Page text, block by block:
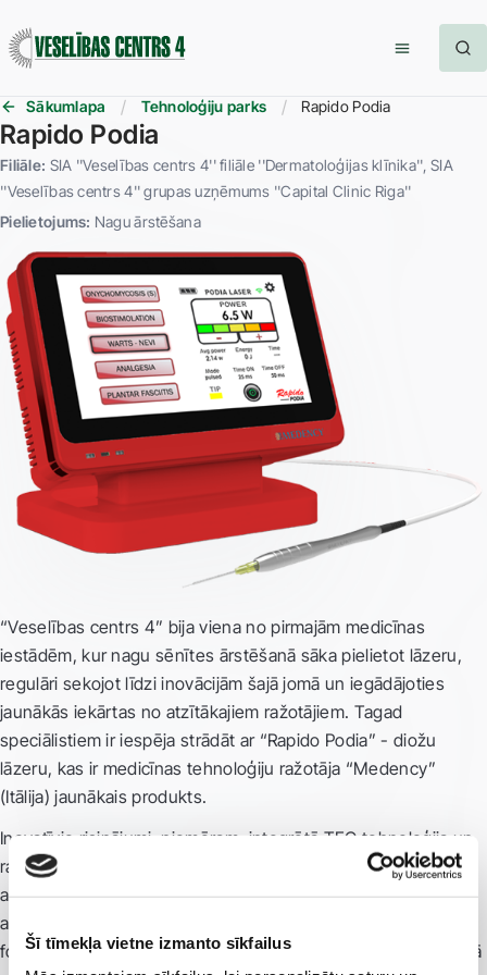
Šī tīmekļa vietne izmanto sīkfailus
Sākumlapa Tehnoloģiju parks Rapido Podia
Rapido Podia
Filiāle: SIA ''Veselības centrs 4'' filiāle ''Dermatoloģijas klīnika'' SIA
''Veselības centrs 4'' grupas uzņēmums ''Capital Clinic Riga''
Pielietojums: Nagu ārstēšana
“Veselības centrs 4” bija viena no pirmajām medicīnas
iestādēm, kur nagu sēnītes ārstēšanā sāka pielietot lāzeru,
regulāri sekojot līdzi inovācijām šajā jomā un iegādājoties
jaunākās iekārtas no atzītākajiem ražotājiem. Tagad
speciālistiem ir iespēja strādāt ar “Rapido Podia” - diožu
lāzeru, kas ir medicīnas tehnoloģiju ražotāja “Medency”
(Itālija) jaunākais produkts.
Inovatīvie risinājumi, piemēram, integrētā TEC tehnoloģija un
radītie impulsi ar viļņu garumu 1064nm ļauj dziļāk iekļūt
audos, nepalielinot sāpju sajūtu un nebojājot apkārtējos
audus. Ar “Rapido Podia” iespējams izmantot
fotobiomodulāciju, kas stimulē vai kavē šūnu darbību atkarībā